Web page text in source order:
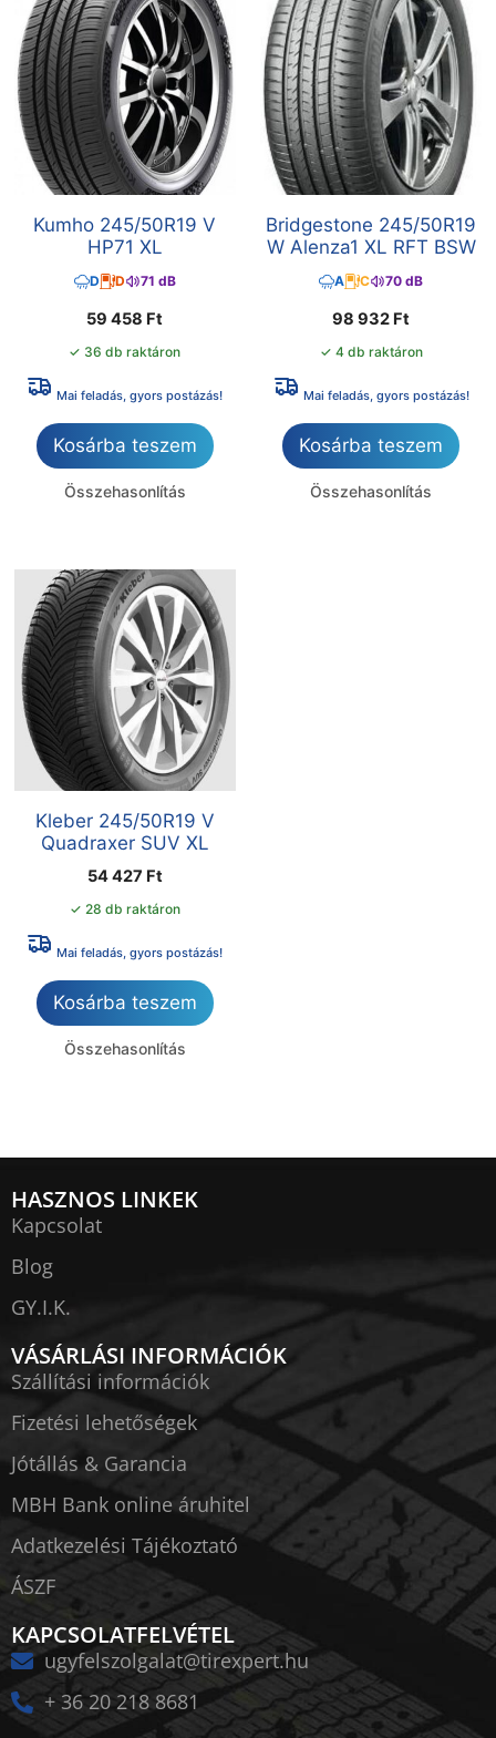
Kumho 245/50R19 V
HP71 XL
D D 71 dB
59 458 Ft
✓ 36 db raktáron
Mai feladás, gyors postázás!
Kosárba teszem
Összehasonlítás
Bridgestone 245/50R19
W Alenza1 XL RFT BSW
A C 70 dB
98 932 Ft
✓ 4 db raktáron
Mai feladás, gyors postázás!
Kosárba teszem
Összehasonlítás
Kleber 245/50R19 V
Quadraxer SUV XL
54 427 Ft
✓ 28 db raktáron
Mai feladás, gyors postázás!
Kosárba teszem
Összehasonlítás
HASZNOS LINKEK
Kapcsolat
Blog
GY.I.K.
VÁSÁRLÁSI INFORMÁCIÓK
Szállítási információk
Fizetési lehetőségek
Jótállás & Garancia
MBH Bank online áruhitel
Adatkezelési Tájékoztató
ÁSZF
KAPCSOLATFELVÉTEL
ugyfelszolgalat@tirexpert.hu
+ 36 20 218 8681